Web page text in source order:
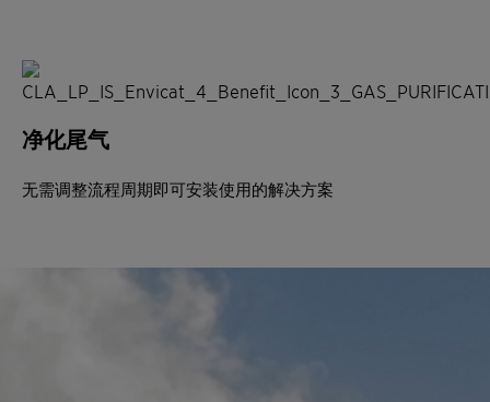
净化尾气
无需调整流程周期即可安装使用的解决方案